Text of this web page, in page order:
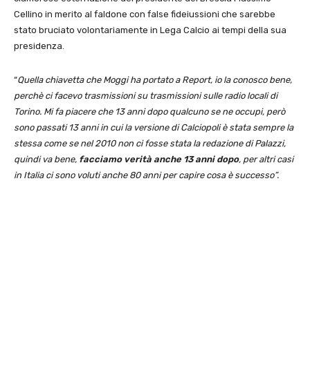
Cellino in merito al faldone con false fideiussioni che sarebbe
stato bruciato volontariamente in Lega Calcio ai tempi della sua
presidenza.
“Quella chiavetta che Moggi ha portato a Report, io la conosco bene,
perchè ci facevo trasmissioni su trasmissioni sulle radio locali di
Torino. Mi fa piacere che 13 anni dopo qualcuno se ne occupi, però
sono passati 13 anni in cui la versione di Calciopoli è stata sempre la
stessa come se nel 2010 non ci fosse stata la redazione di Palazzi,
quindi va bene, facciamo verità anche 13 anni dopo, per altri casi
in Italia ci sono voluti anche 80 anni per capire cosa è successo”.